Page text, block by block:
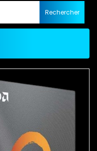
Rechercher